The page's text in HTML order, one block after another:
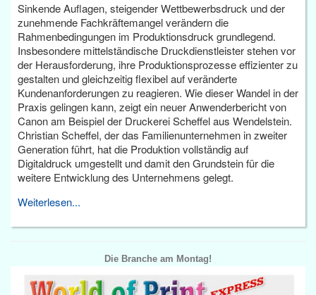
Sinkende Auflagen, steigender Wettbewerbsdruck und der
zunehmende Fachkräftemangel verändern die
Rahmenbedingungen im Produktionsdruck grundlegend.
Insbesondere mittelständische Druckdienstleister stehen vor
der Herausforderung, ihre Produktionsprozesse effizienter zu
gestalten und gleichzeitig flexibel auf veränderte
Kundenanforderungen zu reagieren. Wie dieser Wandel in der
Praxis gelingen kann, zeigt ein neuer Anwenderbericht von
Canon am Beispiel der Druckerei Scheffel aus Wendelstein.
Christian Scheffel, der das Familienunternehmen in zweiter
Generation führt, hat die Produktion vollständig auf
Digitaldruck umgestellt und damit den Grundstein für die
weitere Entwicklung des Unternehmens gelegt.
Weiterlesen...
Die Branche am Montag!